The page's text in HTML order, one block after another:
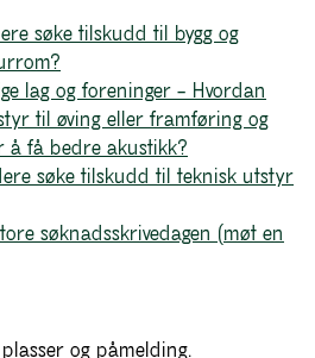
søke tilskudd til bygg og
lag og foreninger – Hvordan
til øving eller framføring og
å få bedre akustikk?
søke tilskudd til teknisk utstyr
søknadsskrivedagen (møt en
og påmelding.